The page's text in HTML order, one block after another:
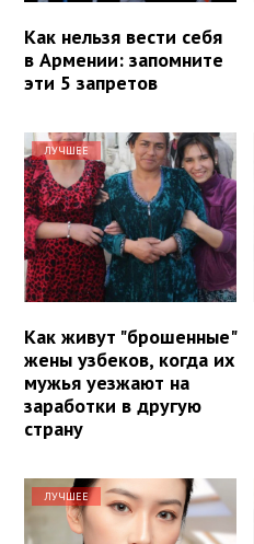
Как нельзя вести себя
в Армении: запомните
эти 5 запретов
ЛУЧШЕЕ
Как живут "брошенные"
жены узбеков, когда их
мужья уезжают на
заработки в другую
страну
ЛУЧШЕЕ